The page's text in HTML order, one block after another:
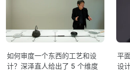
如何审度一个东西的工艺和设
计？深泽直人给出了 5 个维度
平
设